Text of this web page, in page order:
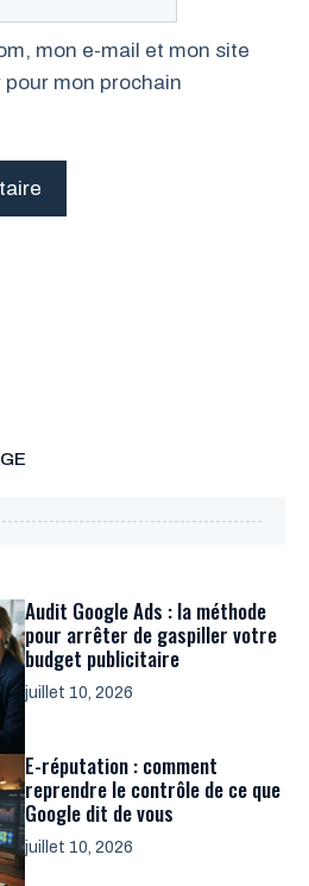
mon e-mail et mon site
mon prochain
Audit Google Ads : la méthode
pour arrêter de gaspiller votre
budget publicitaire
juillet 10, 2026
E-réputation : comment
reprendre le contrôle de ce que
Google dit de vous
juillet 10, 2026